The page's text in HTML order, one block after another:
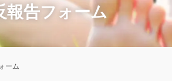
掲示板 検索
報告フォーム
ーム